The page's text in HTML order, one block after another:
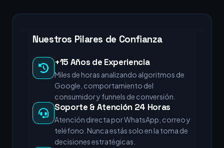
Nuestros Pilares de Confianza
+15 Años de Experiencia
Miles de horas analizando algoritmos de
Google, comportamiento del
consumidor y funnels de conversión.
Soporte & Atención 24 Horas
Atención directa por WhatsApp, correo y
teléfono. Nunca estás solo en la toma de
decisiones estratégicas.